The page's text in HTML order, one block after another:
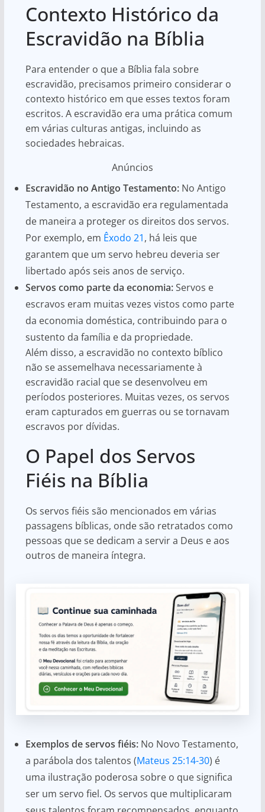
Contexto Histórico da
Escravidão na Bíblia
Para entender o que a Bíblia fala sobre
escravidão, precisamos primeiro considerar o
contexto histórico em que esses textos foram
escritos. A escravidão era uma prática comum
em várias culturas antigas, incluindo as
sociedades hebraicas.
Anúncios
Escravidão no Antigo Testamento:No Antigo
Testamento, a escravidão era regulamentada
de maneira a proteger os direitos dos servos.
Por exemplo, em Êxodo 21, há leis que
garantem que um servo hebreu deveria ser
libertado após seis anos de serviço.
Servos como parte da economia:Servos e
escravos eram muitas vezes vistos como parte
da economia doméstica, contribuindo para o
sustento da família e da propriedade.
Além disso, a escravidão no contexto bíblico
não se assemelhava necessariamente à
escravidão racial que se desenvolveu em
períodos posteriores. Muitas vezes, os servos
eram capturados em guerras ou se tornavam
escravos por dívidas.
O Papel dos Servos
Fiéis na Bíblia
Os servos fiéis são mencionados em várias
passagens bíblicas, onde são retratados como
pessoas que se dedicam a servir a Deus e aos
outros de maneira íntegra.
Exemplos de servos fiéis:No Novo Testamento,
a parábola dos talentos (Mateus 25:14-30) é
uma ilustração poderosa sobre o que significa
ser um servo fiel. Os servos que multiplicaram